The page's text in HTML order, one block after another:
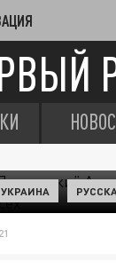
УКРАИНА